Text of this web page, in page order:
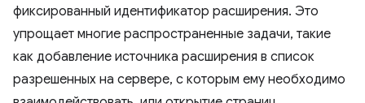
фиксированный идентификатор расширения. Это
упрощает многие распространенные задачи, такие
как добавление источника расширения в список
разрешенных на сервере, с которым ему необходимо